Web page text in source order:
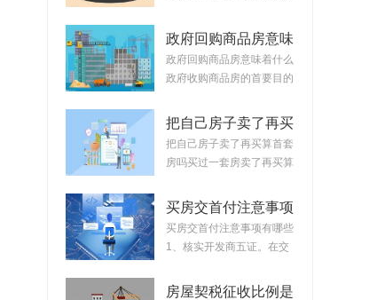
吗？
政府回购商品房意味
着什么？政府回购安
置房价格如何定？
政府回购商品房意味着什么
政府收购商品房的首要目的
把自己房子卖了再买
算首套房吗？把房子
卖掉再买房子算二套
把自己房子卖了再买算首套
房吗买过一套房卖了再买算
买房交首付注意事项
有哪些？买房交完首
付款后接下来的流程
买房交首付注意事项有哪些
1、核实开发商五证。在交
房屋契税征收比例是